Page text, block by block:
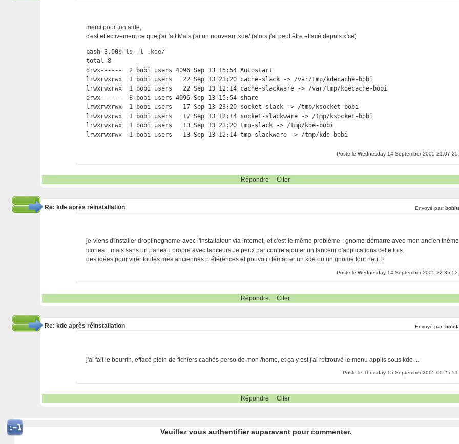
merci pour ton aide,
c'est effectivement ce que j'ai fait.Mais j'ai un nouveau .kde/ (alors j'ai peut être effacé depuis xfce)
bash-3.00$ ls -l .kde/
total 8
drwx------  2 bobi users 4096 Sep 13 15:54 Autostart
lrwxrwxrwx  1 bobi users   22 Sep 13 23:20 cache-slack -> /var/tmp/kdecache-bobi
lrwxrwxrwx  1 bobi users   22 Sep 13 12:14 cache-slackware -> /var/tmp/kdecache-bobi
drwx------  8 bobi users 4096 Sep 13 15:54 share
lrwxrwxrwx  1 bobi users   17 Sep 13 23:20 socket-slack -> /tmp/ksocket-bobi
lrwxrwxrwx  1 bobi users   17 Sep 13 12:14 socket-slackware -> /tmp/ksocket-bobi
lrwxrwxrwx  1 bobi users   13 Sep 13 23:20 tmp-slack -> /tmp/kde-bobi
Poste le Wednesday 14 September 2005 21:07:25
Répondre Citer
Re: kde après réinstallation Envoyé par:
je viens d'installer droplinegnome avec l'installateur via internet, et c'est le même problème : gnome démarre avec mon ancien
icones... mais sans un paneau propre avec lanceurs.Je peux par contre ajouter un lanceur d'applications cette fois.
des idées pour virer toutes mes anciennes préférences et pouvoir démarrer un kde ou un gnome tout neuf ?
Poste le Wednesday 14 September 2005 22:35:52
Répondre Citer
Re: kde après réinstallation Envoyé par:
j'ai fait le bourrin, effacé plein de fichiers cachés perso de mon /home, et ça y est j'ai rettrouvé le menu applis sous kde ...
Poste le Thursday 15 September 2005 00:25:51
Répondre Citer
Veuillez vous authentifier auparavant pour commenter.